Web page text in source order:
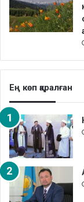
Ең көп қаралған